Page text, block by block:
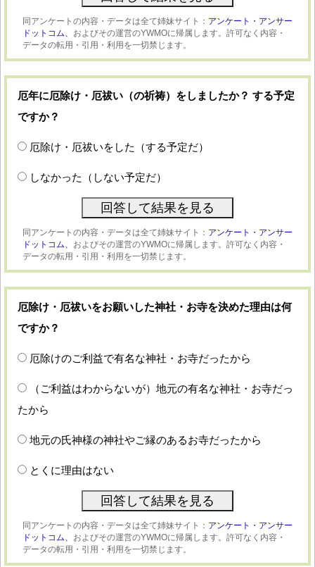
同アンケートの内容・データは全て姉妹サイト： アンケート・アンサー
ドットコム、 およびその運営のYWMOに帰属します。許可なく内容・
データの転用・引用・利用を一切禁じます。
厄年に厄除け・厄祓い（の祈祷）をしましたか？ する予定
ですか？
厄除け・厄祓いをした（する予定だ）
しなかった（しない予定だ）
同アンケートの内容・データは全て姉妹サイト： アンケート・アンサー
ドットコム、 およびその運営のYWMOに帰属します。許可なく内容・
データの転用・引用・利用を一切禁じます。
厄除け・厄祓いをお願いした神社・お寺を決めた理由は何
ですか？
厄除けのご利益で有名な神社・お寺だったから
（ご利益はわからないが）地元の有名な神社・お寺だっ
たから
地元の氏神様の神社やご縁のあるお寺だったから
とくに理由はない
同アンケートの内容・データは全て姉妹サイト： アンケート・アンサー
ドットコム、 およびその運営のYWMOに帰属します。許可なく内容・
データの転用・引用・利用を一切禁じます。